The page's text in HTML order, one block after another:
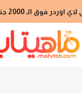
فوق الـ 2000 جنيه